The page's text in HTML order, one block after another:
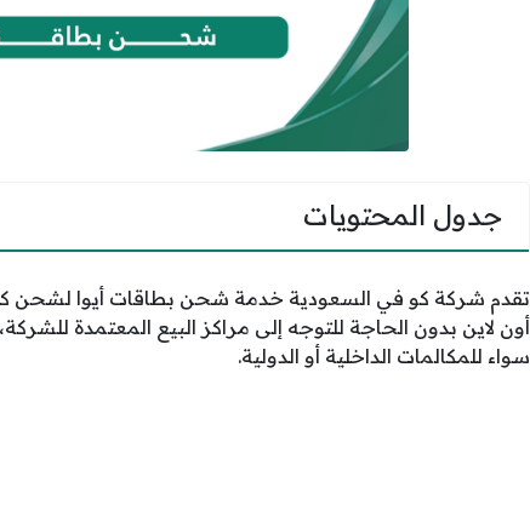
جدول المحتويات
أون لاين بدون الحاجة للتوجه إلى مراكز البيع المعتمدة
سواء للمكالمات الداخلية أو الدولية.